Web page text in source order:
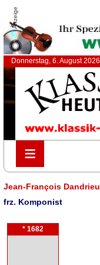
Anzeige
Donnerstag, 6. August 2026
≡
≡
Jean-François Dandrieu
frz. Komponist
* 1682